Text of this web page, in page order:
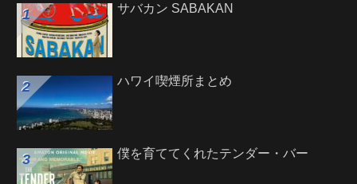
サバカン SABAKAN
ハワイ喫煙所まとめ
僕を育ててくれたテンダー・バー